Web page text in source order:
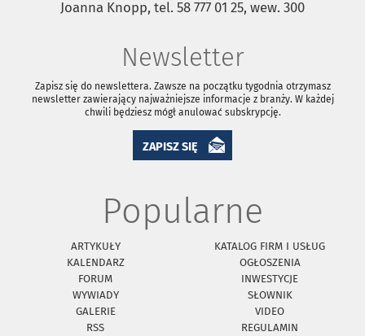
Joanna Knopp, tel. 58 777 01 25, wew. 300
Newsletter
Zapisz się do newslettera. Zawsze na początku tygodnia otrzymasz
newsletter zawierający najważniejsze informacje z branży. W każdej
chwili będziesz mógł anulować subskrypcję.
ZAPISZ SIĘ
Popularne
ARTYKUŁY
KATALOG FIRM I USŁUG
KALENDARZ
OGŁOSZENIA
FORUM
INWESTYCJE
WYWIADY
SŁOWNIK
GALERIE
VIDEO
RSS
REGULAMIN